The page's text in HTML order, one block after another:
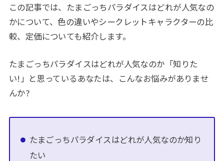
この記事では、たまごっちパラダイスはどれが人気なの
かについて、色の違いやシークレットキャラクターの比
較、定価についても紹介します。
たまごっちパラダイスはどれが人気なのか「知りた
い!」と思っているあなたは、こんなお悩みがありませ
んか?
たまごっちパラダイスはどれが人気なのか知り
たい